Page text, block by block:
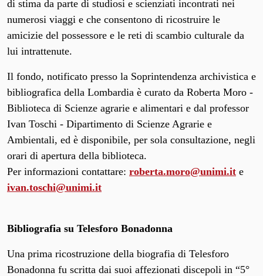
di stima da parte di studiosi e scienziati incontrati nei
numerosi viaggi e che consentono di ricostruire le
amicizie del possessore e le reti di scambio culturale da
lui intrattenute.
Il fondo, notificato presso la Soprintendenza archivistica e
bibliografica della Lombardia è curato da Roberta Moro -
Biblioteca di Scienze agrarie e alimentari e dal professor
Ivan Toschi - Dipartimento di Scienze Agrarie e
Ambientali, ed è disponibile, per sola consultazione, negli
orari di apertura della biblioteca.
Per informazioni contattare: roberta.moro@unimi.it e
ivan.toschi@unimi.it
Bibliografia su Telesforo Bonadonna
Una prima ricostruzione della biografia di Telesforo
Bonadonna fu scritta dai suoi affezionati discepoli in “5°